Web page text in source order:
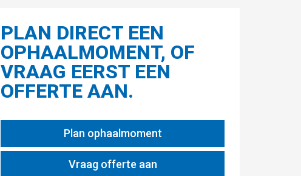
PLAN DIRECT EEN
OPHAALMOMENT, OF
VRAAG EERST EEN
OFFERTE AAN.
Plan ophaalmoment
Vraag offerte aan